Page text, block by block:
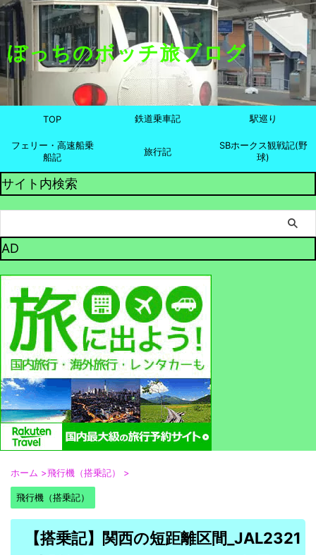
ぼっちのボッチ旅ブログ
TOP 鉄道乗車記 駅巡り
フェリー・高速船乗
船記
旅行記
SBホークス観戦記(野
球)
サイト内検索
AD
ホーム >飛行機（搭乗記） >
飛行機（搭乗記）
【搭乗記】関西の短距離区間_JAL2321